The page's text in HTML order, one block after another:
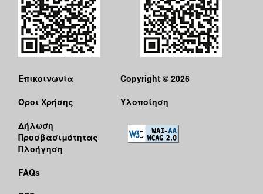
Επικοινωνία
Όροι Χρήσης
Δήλωση
Προσβασιμότητας
Πλοήγηση
FAQs
Copyright © 2026
Υλοποίηση